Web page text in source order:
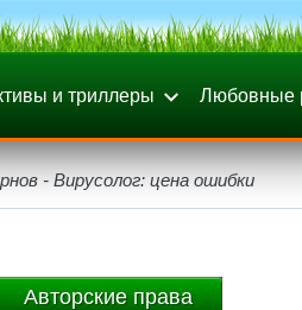
и триллеры Любовные
- Вирусолог: цена ошибки
Авторские права